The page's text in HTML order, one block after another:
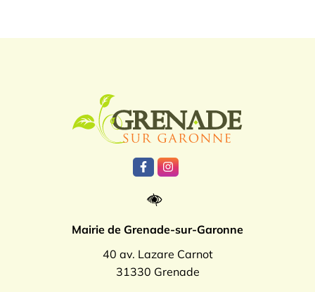
Lien vers le compte Facebook
Lien vers le compte
Mairie de Grenade-sur-Garonne
40 av. Lazare Carnot
31330 Grenade